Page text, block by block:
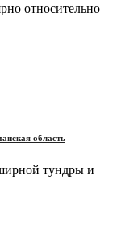
относительно
область
тундры и